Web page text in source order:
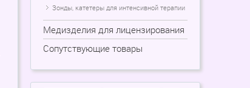
Зонды, катетеры для интенсивной терапии
Медизделия для лицензирования
Сопутствующие товары